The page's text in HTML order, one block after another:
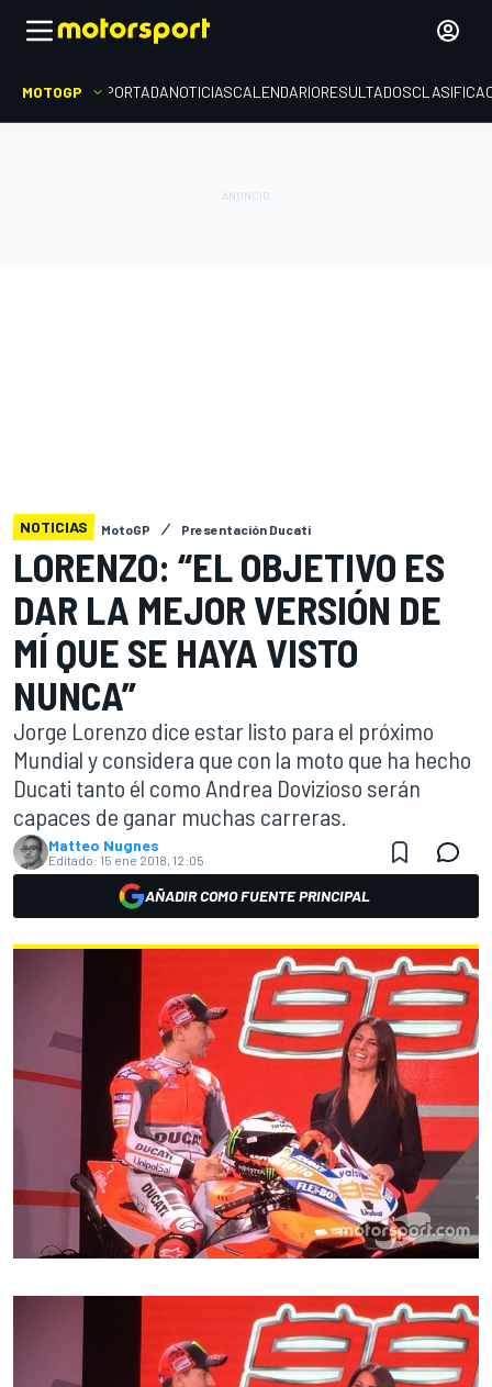
MOTOGP PORTADANOTICIASCALENDARIORESULTADOS
NOTICIAS MotoGP Presentación Ducati
LORENZO: “EL OBJETIVO ES
DAR LA MEJOR VERSIÓN DE
MÍ QUE SE HAYA VISTO
NUNCA”
Jorge Lorenzo dice estar listo para el próximo
Mundial y considera que con la moto que ha hecho
Ducati tanto él como Andrea Dovizioso serán
capaces de ganar muchas carreras.
Matteo Nugnes
Editado: 15 ene 2018, 12:05
AÑADIR COMO FUENTE PRINCIPAL